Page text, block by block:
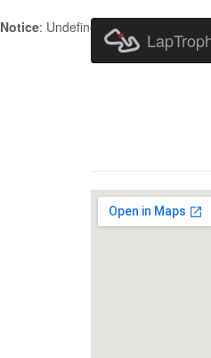
Notice: Undefined index: